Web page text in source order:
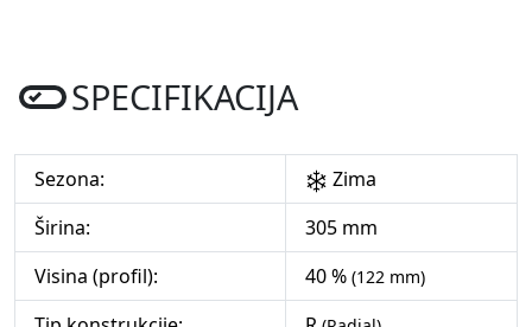
SPECIFIKACIJA
Sezona:
Zima
Širina:
305 mm
Visina (profil):
40 % (122 mm)